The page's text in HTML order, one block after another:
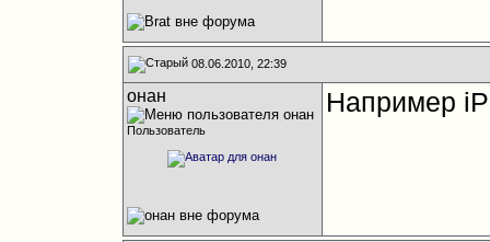
08.06.2010, 22:39
oнан
Пользователь
Например